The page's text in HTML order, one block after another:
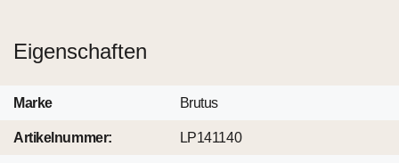
Eigenschaften
Marke Brutus
Artikelnummer: LP141140